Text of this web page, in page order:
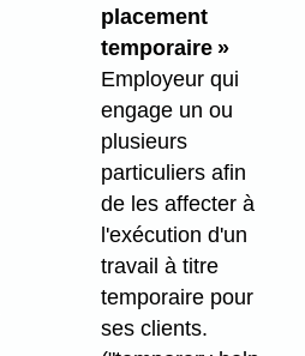
placement
temporaire »
Employeur qui
engage un ou
plusieurs
particuliers afin
de les affecter à
l'exécution d'un
travail à titre
temporaire pour
ses clients.